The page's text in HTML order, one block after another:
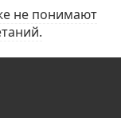
не понимают